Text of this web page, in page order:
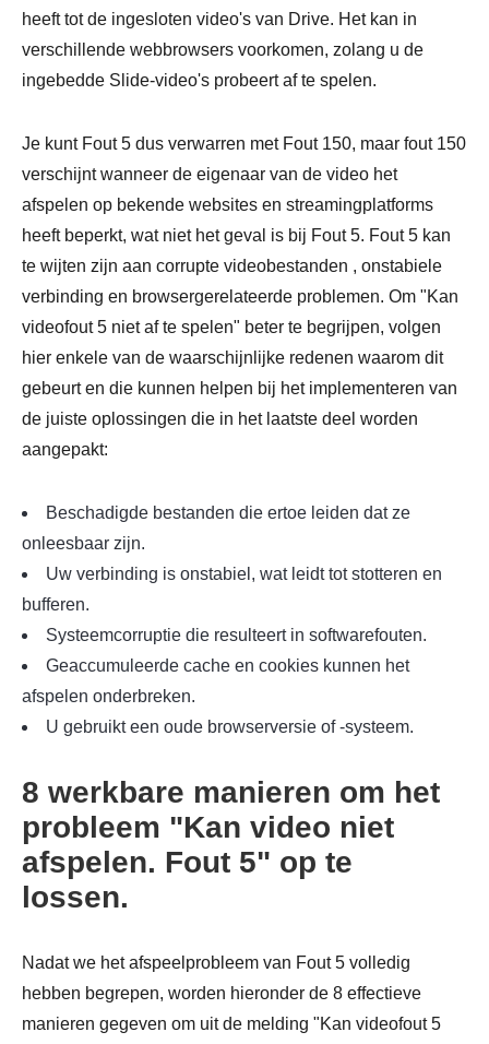
heeft tot de ingesloten video's van Drive. Het kan in
verschillende webbrowsers voorkomen, zolang u de
ingebedde Slide-video's probeert af te spelen.
Je kunt Fout 5 dus verwarren met Fout 150, maar fout 150
verschijnt wanneer de eigenaar van de video het
afspelen op bekende websites en streamingplatforms
heeft beperkt, wat niet het geval is bij Fout 5. Fout 5 kan
te wijten zijn aan corrupte videobestanden , onstabiele
verbinding en browsergerelateerde problemen. Om "Kan
videofout 5 niet af te spelen" beter te begrijpen, volgen
hier enkele van de waarschijnlijke redenen waarom dit
gebeurt en die kunnen helpen bij het implementeren van
de juiste oplossingen die in het laatste deel worden
aangepakt:
Beschadigde bestanden die ertoe leiden dat ze
onleesbaar zijn.
Uw verbinding is onstabiel, wat leidt tot stotteren en
bufferen.
Systeemcorruptie die resulteert in softwarefouten.
Geaccumuleerde cache en cookies kunnen het
afspelen onderbreken.
U gebruikt een oude browserversie of -systeem.
8 werkbare manieren om het
probleem "Kan video niet
afspelen. Fout 5" op te
lossen.
Nadat we het afspeelprobleem van Fout 5 volledig
hebben begrepen, worden hieronder de 8 effectieve
manieren gegeven om uit de melding "Kan videofout 5